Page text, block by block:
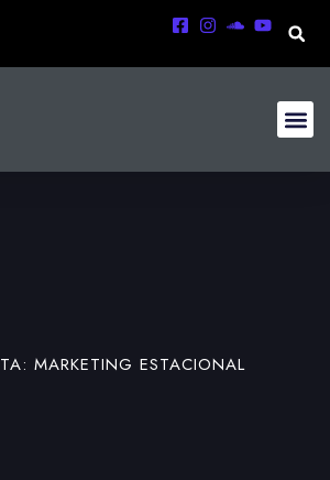
MARKETING ESTACIONAL